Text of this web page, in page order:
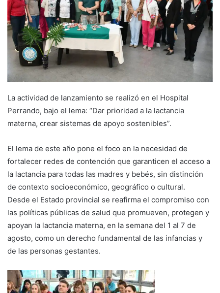
La actividad de lanzamiento se realizó en el Hospital
Perrando, bajo el lema: “Dar prioridad a la lactancia
materna, crear sistemas de apoyo sostenibles”.
El lema de este año pone el foco en la necesidad de
fortalecer redes de contención que garanticen el acceso a
la lactancia para todas las madres y bebés, sin distinción
de contexto socioeconómico, geográfico o cultural.
Desde el Estado provincial se reafirma el compromiso con
las políticas públicas de salud que promueven, protegen y
apoyan la lactancia materna, en la semana del 1 al 7 de
agosto, como un derecho fundamental de las infancias y
de las personas gestantes.